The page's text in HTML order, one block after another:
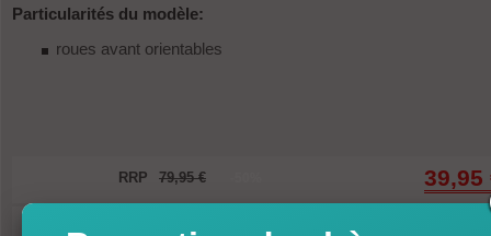
Particularités du modèle:
roues avant orientables
RRP 79,95 € 39,95